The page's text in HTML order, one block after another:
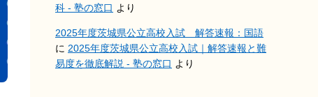
科 - 塾の窓口 より
2025年度茨城県公立高校入試 解答速報：国語
に 2025年度茨城県公立高校入試｜解答速報と難
易度を徹底解説 - 塾の窓口 より